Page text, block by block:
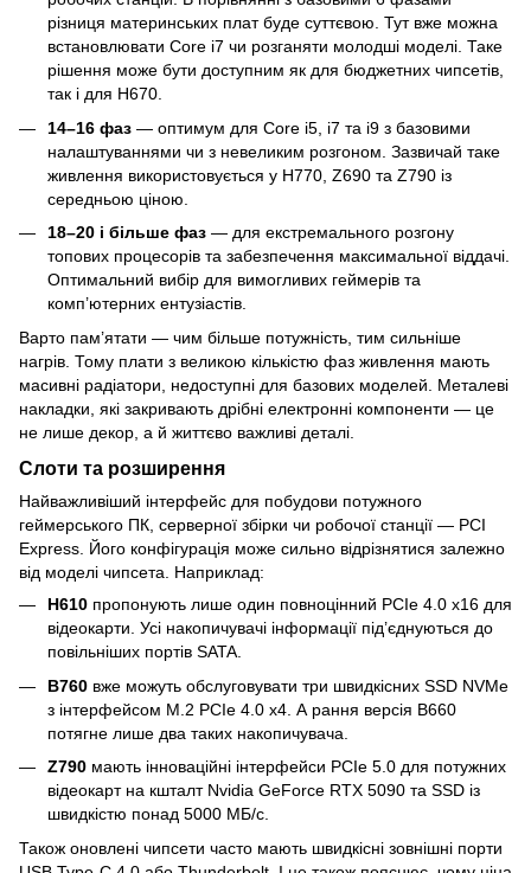
різниця материнських плат буде суттєвою. Тут вже можна
встановлювати Core i7 чи розганяти молодші моделі. Таке
рішення може бути доступним як для бюджетних чипсетів,
так і для H670.
14–16 фаз — оптимум для Core i5, i7 та i9 з базовими
налаштуваннями чи з невеликим розгоном. Зазвичай таке
живлення використовується у H770, Z690 та Z790 із
середньою ціною.
18–20 і більше фаз — для екстремального розгону
топових процесорів та забезпечення максимальної віддачі.
Оптимальний вибір для вимогливих геймерів та
комп’ютерних ентузіастів.
Варто пам’ятати — чим більше потужність, тим сильніше
нагрів. Тому плати з великою кількістю фаз живлення мають
масивні радіатори, недоступні для базових моделей. Металеві
накладки, які закривають дрібні електронні компоненти — це
не лише декор, а й життєво важливі деталі.
Слоти та розширення
Найважливіший інтерфейс для побудови потужного
геймерського ПК, серверної збірки чи робочої станції — PCI
Express. Його конфігурація може сильно відрізнятися залежно
від моделі чипсета. Наприклад:
H610 пропонують лише один повноцінний PCIe 4.0 x16 для
відеокарти. Усі накопичувачі інформації під’єднуються до
повільніших портів SATA.
B760 вже можуть обслуговувати три швидкісних SSD NVMe
з інтерфейсом M.2 PCIe 4.0 x4. А рання версія B660
потягне лише два таких накопичувача.
Z790 мають інноваційні інтерфейси PCIe 5.0 для потужних
відеокарт на кшталт Nvidia GeForce RTX 5090 та SSD із
швидкістю понад 5000 МБ/с.
Також оновлені чипсети часто мають швидкісні зовнішні порти